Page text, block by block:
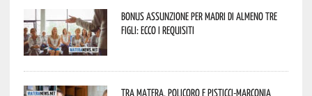
Bonus assunzione per madri di almeno tre
figli: ecco i requisiti
Tra Matera, Policoro e Pisticci-Marconia